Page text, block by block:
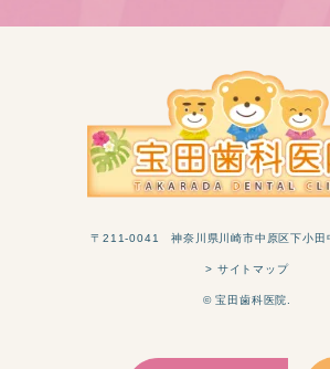
〒211-0041 神奈川県川崎市中原区下小田
> サイトマップ
© 宝田歯科医院.